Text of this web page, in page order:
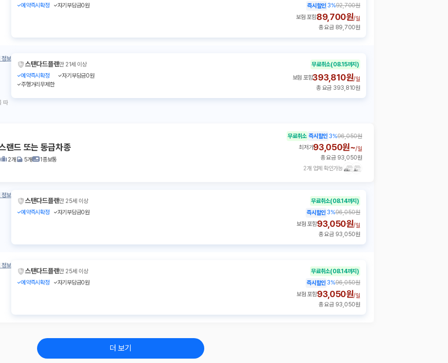
예약즉시확정
자기부담금0원 즉시할인 3%92,700원
보험 포함89,700원/일
총 요금 89,700원
정보
따
스탠다드플랜만 21세 이상 무료취소(08.15까지)
예약즉시확정
자기부담금0원
주행거리무제한
보험 포함393,810원/일
총 요금 393,810원
랜드 또는 동급차종
2개 5개
1종보통
2개 업체 확인가능
무료취소 즉시할인 3%96,050원
최저가93,050원~/일
총 요금 93,050원
정보
스탠다드플랜만 25세 이상 무료취소(08.14까지)
예약즉시확정
자기부담금0원 즉시할인 3%96,050원
보험 포함93,050원/일
총 요금 93,050원
정보
스탠다드플랜만 25세 이상 무료취소(08.14까지)
예약즉시확정
자기부담금0원 즉시할인 3%96,050원
보험 포함93,050원/일
총 요금 93,050원
더 보기